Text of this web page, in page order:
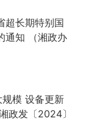
超长期特别国
通知 （湘政办
模 设备更新
政发〔2024〕